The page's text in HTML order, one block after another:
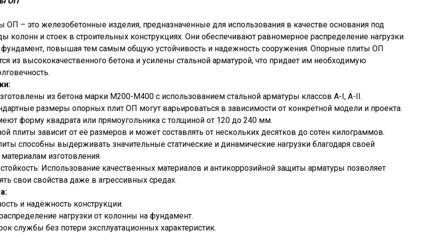
ОП – это железобетонные изделия, предназначенные для использования в качестве основания под
колонн и стоек в строительных конструкциях. Они обеспечивают равномерное распределение нагрузки
фундамент, повышая тем самым общую устойчивость и надежность сооружения. Опорные плиты ОП
из высококачественного бетона и усилены стальной арматурой, что придает им необходимую
из бетона марки М200-М400 с использованием стальной арматуры классов A-I, A-II.
размеры опорных плит ОП могут варьироваться в зависимости от конкретной модели и проекта.
форму квадрата или прямоугольника с толщиной от 120 до 240 мм.
плиты зависит от её размеров и может составлять от нескольких десятков до сотен килограммов.
способны выдерживать значительные статические и динамические нагрузки благодаря своей
изготовления.
Использование качественных материалов и антикоррозийной защиты арматуры позволяет
свои свойства даже в агрессивных средах.
и надёжность конструкции.
нагрузки от колонны на фундамент.
службы без потери эксплуатационных характеристик.